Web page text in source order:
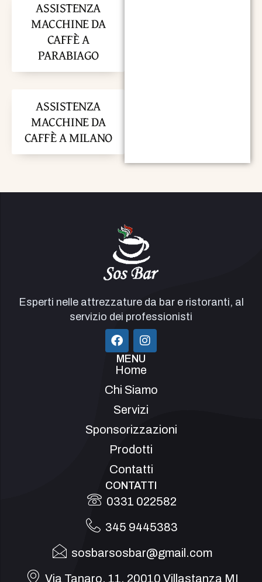
ASSISTENZA
MACCHINE DA
CAFFÈ A
PARABIAGO
ASSISTENZA
MACCHINE DA
CAFFÈ A MILANO
Esperti nelle attrezzature da bar e ristoranti, al
servizio dei professionisti
MENU
Home
Chi Siamo
Servizi
Sponsorizzazioni
Prodotti
Contatti
CONTATTI
0331 022582
345 9445383
sosbarsosbar@gmail.com
Via Tanaro, 11, 20010 Villastanza MI